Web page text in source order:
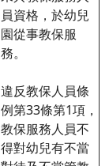
員資格，於幼兒
園從事教保服
務。
違反教保人員條
例第33條第1項，
教保服務人員不
得對幼兒有不當